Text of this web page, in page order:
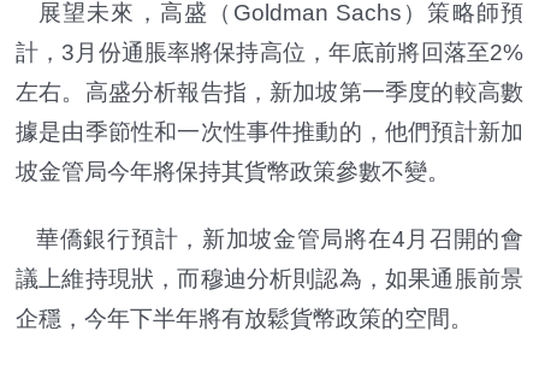
展望未來，高盛（Goldman Sachs）策略師預
計，3月份通脹率將保持高位，年底前將回落至2%
左右。高盛分析報告指，新加坡第一季度的較高數
據是由季節性和一次性事件推動的，他們預計新加
坡金管局今年將保持其貨幣政策參數不變。
華僑銀行預計，新加坡金管局將在4月召開的會
議上維持現狀，而穆迪分析則認為，如果通脹前景
企穩，今年下半年將有放鬆貨幣政策的空間。